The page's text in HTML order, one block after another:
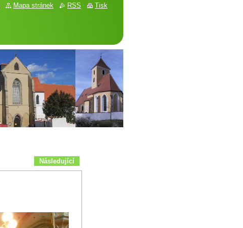
Následující
Mapa stránek RSS Tisk